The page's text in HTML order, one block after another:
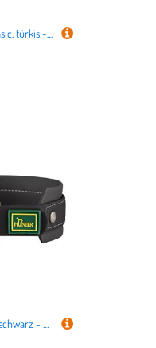
Hunter Halsung Hilo Vario Basic, türkis - Größe M-L: 33 - 50 cm Halsumfang
HUNTER Halsband Havanna, schwarz - Größe M-L: 55 cm lang, 40 mm breit